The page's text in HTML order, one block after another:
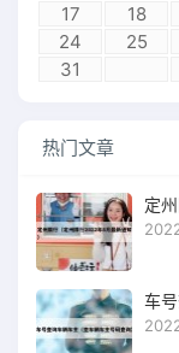
17
18
24
25
31
热门文章
定
车